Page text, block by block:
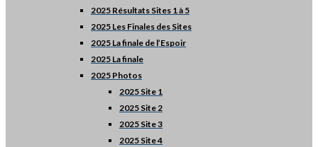
2025 Résultats Sites 1 à 5
2025 Les Finales des Sites
2025 La finale de l’Espoir
2025 La finale
2025 Photos
2025 Site 1
2025 Site 2
2025 Site 3
2025 Site 4